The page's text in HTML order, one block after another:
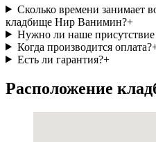
Сколько времени занимает
кладбище Нир Ванимин?+
Нужно ли наше присутствие
Когда производится оплата?
Есть ли гарантия?+
Расположение